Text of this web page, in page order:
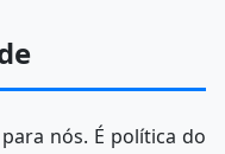
nós. É política do